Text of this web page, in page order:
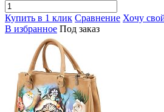
Купить в 1 клик Сравнение Хочу
В избранное Под заказ